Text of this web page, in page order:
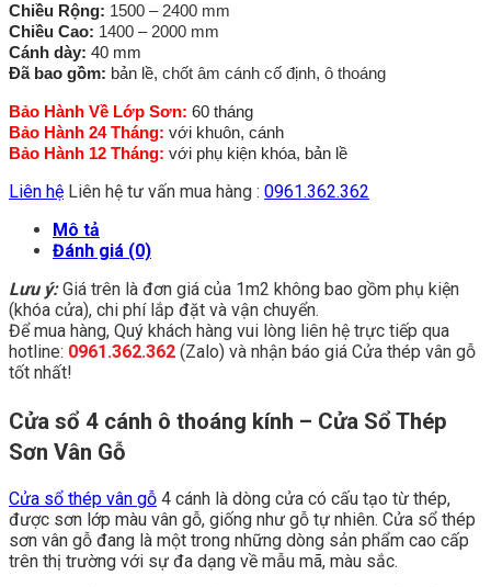
Chiều Rộng: 1500 – 2400 mm
Chiều Cao: 1400 – 2000 mm
Cánh dày: 40 mm
Đã bao gồm: bản lề, chốt âm cánh cố định, ô thoáng
Bảo Hành Về Lớp Sơn: 60 tháng
Bảo Hành 24 Tháng: với khuôn, cánh
Bảo Hành 12 Tháng: với phụ kiện khóa, bản lề
Liên hệ Liên hệ tư vấn mua hàng : 0961.362.362
Mô tả
Đánh giá (0)
Lưu ý: Giá trên là đơn giá của 1m2 không bao gồm phụ kiện
(khóa cửa), chi phí lắp đặt và vận chuyển.
Để mua hàng, Quý khách hàng vui lòng liên hệ trực tiếp qua
hotline: 0961.362.362 (Zalo) và nhận báo giá Cửa thép vân gỗ
tốt nhất!
Cửa sổ 4 cánh ô thoáng kính – Cửa Sổ Thép
Sơn Vân Gỗ
Cửa sổ thép vân gỗ 4 cánh là dòng cửa có cấu tạo từ thép,
được sơn lớp màu vân gỗ, giống như gỗ tự nhiên. Cửa sổ thép
sơn vân gỗ đang là một trong những dòng sản phẩm cao cấp
trên thị trường với sự đa dạng về mẫu mã, màu sắc.